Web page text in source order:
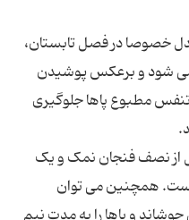
خصوصا در فصل تابستان،
می شود و برعکس پوشیدن
مطبوع پاها جلوگیری
از نصف فنجان نمک و یک
است. همچنین می توان